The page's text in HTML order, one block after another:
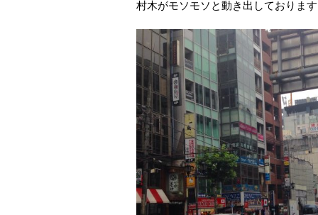
村木がモソモソと動き出しておりま